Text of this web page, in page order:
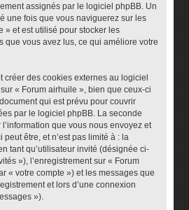
assignés par le logiciel phpBB. Un
une fois que vous naviguerez sur les
» et est utilisé pour stocker les
que vous avez lus, ce qui améliore votre
créer des cookies externes au logiciel
« Forum airhuile », bien que ceux-ci
qui est prévu pour couvrir
par le logiciel phpBB. La seconde
que vous nous envoyez et
être, et n’est pas limité à : la
tant qu’utilisateur invité (désignée ci-
»), l’enregistrement sur « Forum
« votre compte ») et les messages que
et lors d’une connexion
»).